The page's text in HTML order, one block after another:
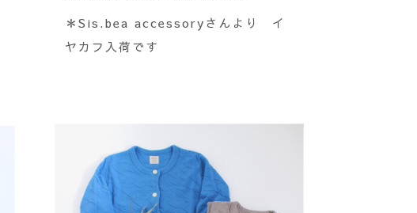
＊Sis.bea accessoryさんより イ
ヤカフ入荷です